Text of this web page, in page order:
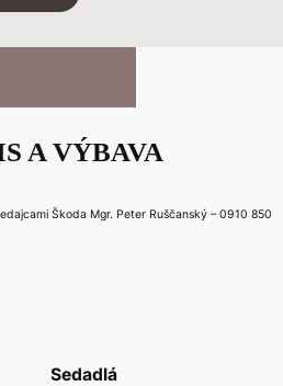
A VÝBAVA
Škoda Mgr. Peter Ruščanský – 0910 850
Sedadlá